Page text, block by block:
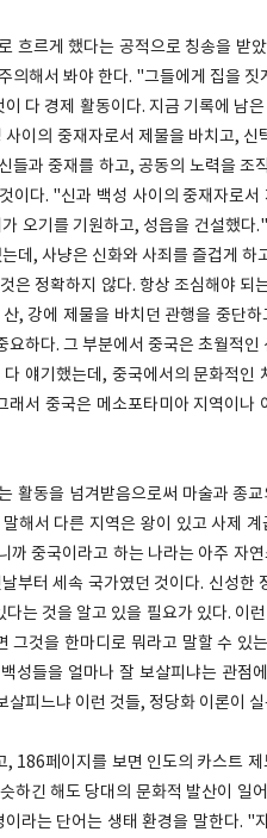
흐르게 했다는 공적으로 칭송을 받
의해서 봐야 한다. "그들에게 집을
다 경제 활동이다. 지금 기록에 남
이의 중재자로서 제물을 바치고,
들과 중재를 하고, 공동의 노력을 조
이다. "신과 백성 사이의 중재자로
오기를 기원하고, 성읍을 건설했다
데, 사냥은 신화와 사죄를 즐겁게
은 정확하지 않다. 항상 조심해야 되
, 강에 제물을 바치던 관행을 중단
요하다. 그 부분에서 중국은 초월적
얘기했는데, 중국에서의 문화적인
서 중국은 메소포타미아 지역이나
활동을 넘겨받음으로써 마술과 종
해서 다른 지역은 왕이 있고 사제
까 중국이라고 하는 나라는 아주 자
부터 세속 국가였던 것이다. 신성한
는 것을 알고 있을 필요가 있다. 이
그것을 한마디로 뭐라고 말할 수 있
성들을 얼마나 잘 보살피냐는 관점
살피느냐 이런 것들, 정당화 이론이
186페이지를 보면 인도의 카스트
하긴 해도 당대의 문화적 발산이 일
라는 단어는 생태 환경을 말한다. "